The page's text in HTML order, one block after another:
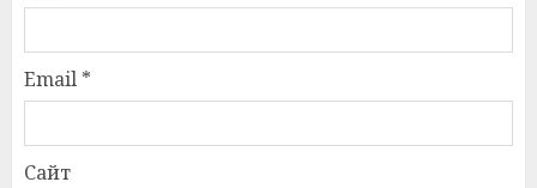
Email *
Сайт